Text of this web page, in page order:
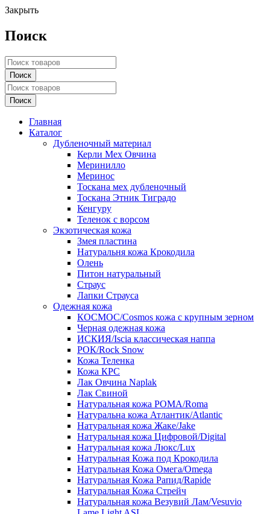
Закрыть
Поиск
Главная
Каталог
Дубленочный материал
Керли Мех Овчина
Меринилло
Меринос
Тоскана мех дубленочный
Тоскана Этник Тиградо
Кенгуру
Теленок с ворсом
Экзотическая кожа
Змея пластина
Натуральня кожа Крокодила
Олень
Питон натуральный
Страус
Лапки Страуса
Одежная кожа
КОСМОС/Cosmos кожа с крупным зерном
Черная одежная кожа
ИСКИЯ/Iscia классическая наппа
РОК/Rock Snow
Кожа Теленка
Кожа КРС
Лак Овчина Naplak
Лак Свиной
Натуральная кожа РОМА/Roma
Натуральна кожа Атлантик/Atlantic
Натуральная кожа Жаке/Jake
Натуральная кожа Цифровой/Digital
Натуральная кожа Люкс/Lux
Натуральная Кожа под Крокодила
Натуральная Кожа Омега/Omega
Натуральная Кожа Рапид/Rapide
Натуральная Кожа Стрейч
Натуральная кожа Везувий Лам/Vesuvio